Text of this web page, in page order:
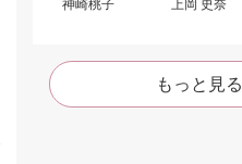
神崎桃子 上岡 史奈
もっと見る